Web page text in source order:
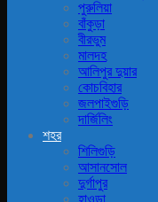
পুরুলিয়া
বাঁকুড়া
বীরভুম
মালদহ
আলিপুর দুয়ার
কোচবিহার
জলপাইগুড়ি
দার্জিলিং
শহর
শিলিগুড়ি
আসানসোল
দুর্গাপুর
হাওড়া